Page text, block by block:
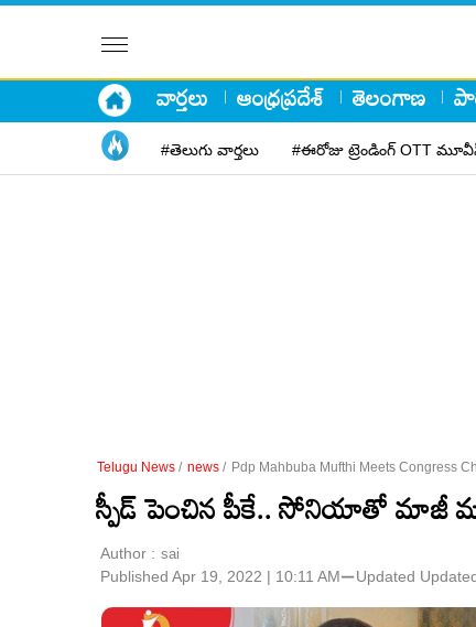
వార్తలు ఆంధ్రప్రదేశ్ తెలంగాణ
#తెలుగు వార్తలు #ఈరోజు ట్రెండింగ్ OTT
Telugu News / news / Pdp Mahbuba Mufthi Meets Congress
స్పీడ్ పెంచిన పీకే.. సోనియాతో మాజీ
Author : sai
Published Apr 19, 2022 | 10:11 AM⚊Updated